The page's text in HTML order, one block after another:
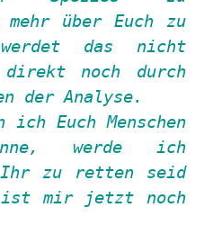
über Euch zu
das nicht
direkt noch durch
der Analyse.
ich Euch Menschen
werde ich
Ihr zu retten seid
ist mir jetzt noch